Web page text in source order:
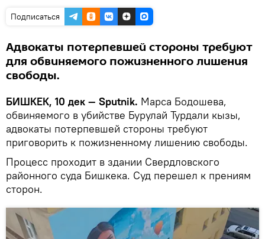
Подписаться
Адвокаты потерпевшей стороны требуют
для обвиняемого пожизненного лишения
свободы.
БИШКЕК, 10 дек — Sputnik. Марса Бодошева,
обвиняемого в убийстве Бурулай Турдали кызы,
адвокаты потерпевшей стороны требуют
приговорить к пожизненному лишению свободы.
Процесс проходит в здании Свердловского
районного суда Бишкека. Суд перешел к прениям
сторон.